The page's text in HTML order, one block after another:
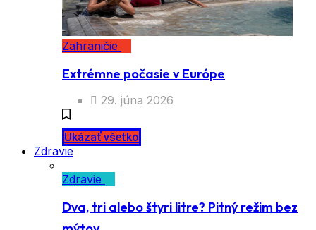
Zahraničie
Extrémne počasie v Európe
29. júna 2026
Ukázať všetko
Zdravie
Zdravie
Dva, tri alebo štyri litre? Pitný režim bez